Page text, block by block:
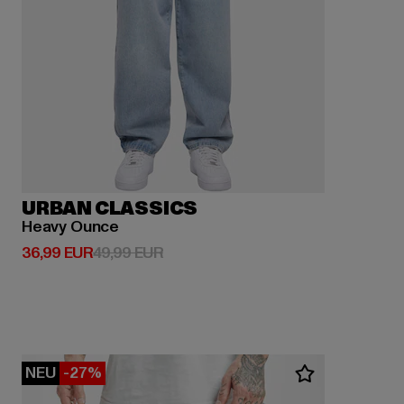
URBAN CLASSICS
Heavy Ounce
36,99 EUR
Derzeitiger Preis: 36,99 EUR
49,99 EURAktionspreis: 49,99 EUR
NEU -27%